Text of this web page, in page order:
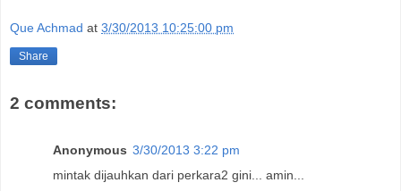
Que Achmad at 3/30/2013 10:25:00 pm
Share
2 comments:
Anonymous 3/30/2013 3:22 pm
mintak dijauhkan dari perkara2 gini... amin...